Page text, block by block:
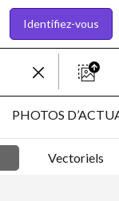
Identifiez-vous
PHOTOS
Vectoriels